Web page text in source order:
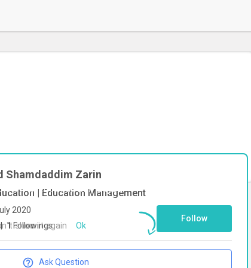
Shamdaddim Zarin
| Education Management
2020
| 1 Followings
Follow
Ask Question
start direct chat withSayed
Zarin
show it again Ok